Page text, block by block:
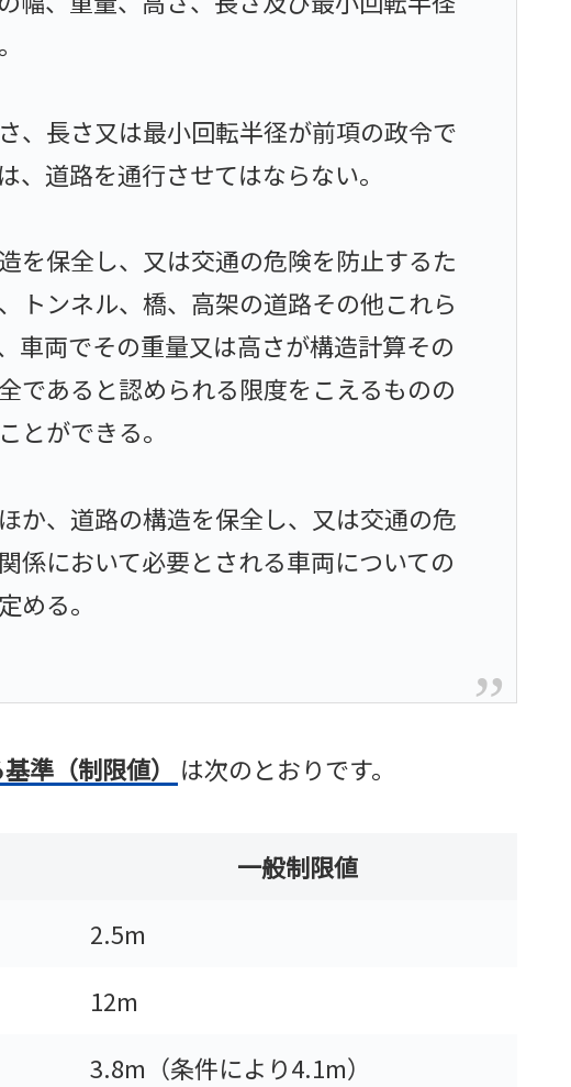
、長さ又は最小回転半径が前項の政令で
、道路を通行させてはならない。
を保全し、又は交通の危険を防止するた
トンネル、橋、高架の道路その他これら
車両でその重量又は高さが構造計算その
であると認められる限度をこえるものの
とができる。
、道路の構造を保全し、又は交通の危
係において必要とされる車両についての
める。
準（制限値） は次のとおりです。
一般制限値
2.5m
12m
3.8m（条件により4.1m）